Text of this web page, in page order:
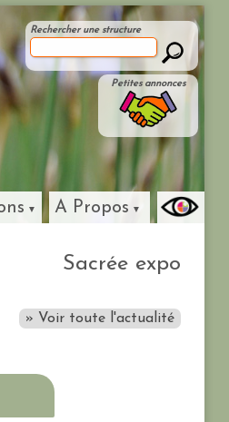
Rechercher une structure
Petites annonces
A Propos
Sacrée expo
» Voir toute l'actualité